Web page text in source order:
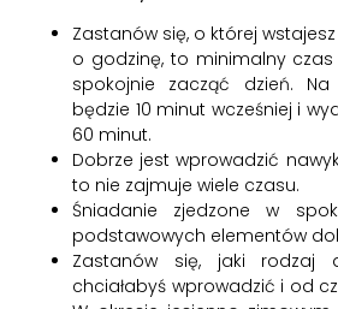
Zastanów się, o której
o godzinę, to minimalny
spokojnie zacząć dzień.
będzie 10 minut wcześniej i
60 minut.
Dobrze jest wprowadzić
to nie zajmuje wiele czasu.
Śniadanie zjedzone w
podstawowych elementów
Zastanów się, jaki rodzaj
chciałabyś wprowadzić i od